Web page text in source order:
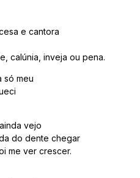
e cantora
calúnia, inveja ou pena.
só meu
vejo
do dente chegar
me ver crescer.